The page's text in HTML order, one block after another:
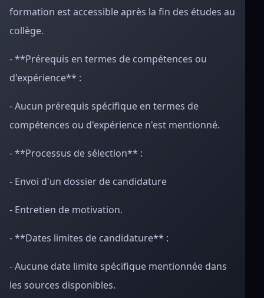
formation est accessible après la fin des études au
collège.
- **Prérequis en termes de compétences ou
d'expérience** :
- Aucun prérequis spécifique en termes de
compétences ou d'expérience n'est mentionné.
- **Processus de sélection** :
- Envoi d'un dossier de candidature
- Entretien de motivation.
- **Dates limites de candidature** :
- Aucune date limite spécifique mentionnée dans
les sources disponibles.